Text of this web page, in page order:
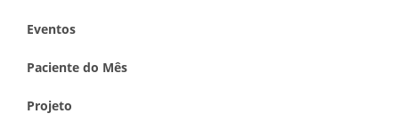
Eventos
Paciente do Mês
Projeto